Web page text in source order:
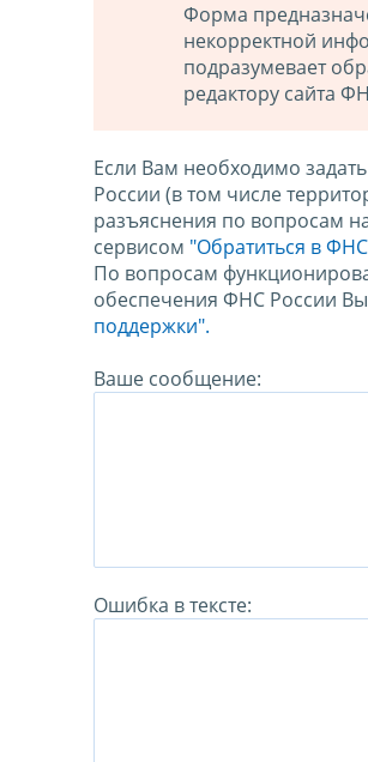
Форма
некорректной
подразумевает
редактору сайта
Если Вам необходимо
России (в том числе
разъяснения по вопросам
сервисом "Обратиться в
По вопросам
обеспечения ФНС России
поддержки".
Ваше сообщение:
Ошибка в тексте: